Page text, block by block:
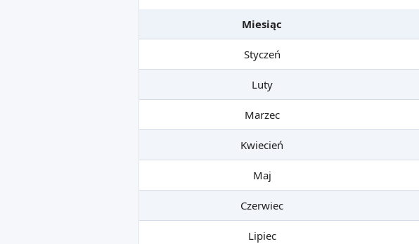
Miesiąc
Styczeń
Luty
Marzec
Kwiecień
Maj
Czerwiec
Lipiec